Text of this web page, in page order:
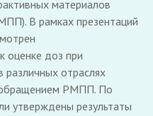
материалов
В рамках презентаций
оценке доз при
различных отраслях
обращением РМПП. По
утверждены результаты